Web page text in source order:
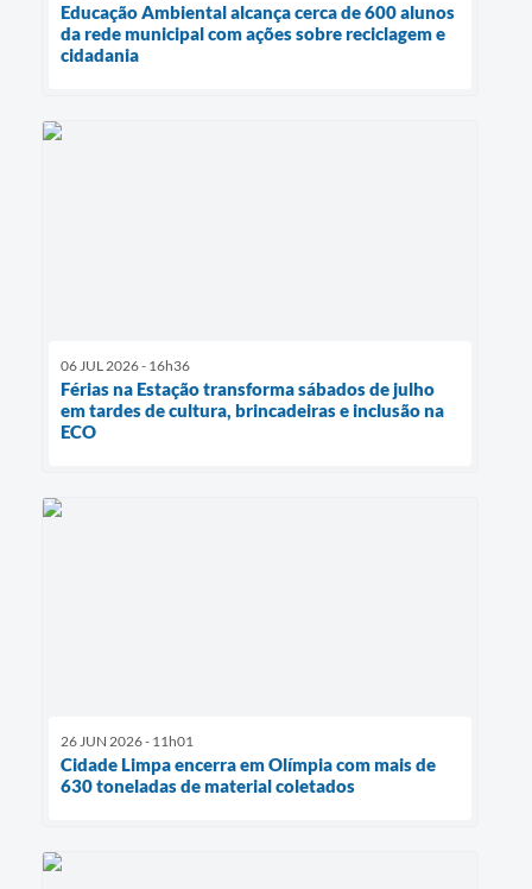
Educação Ambiental alcança cerca de 600 alunos
da rede municipal com ações sobre reciclagem e
cidadania
06 JUL 2026 - 16h36
Férias na Estação transforma sábados de julho
em tardes de cultura, brincadeiras e inclusão na
ECO
26 JUN 2026 - 11h01
Cidade Limpa encerra em Olímpia com mais de
630 toneladas de material coletados